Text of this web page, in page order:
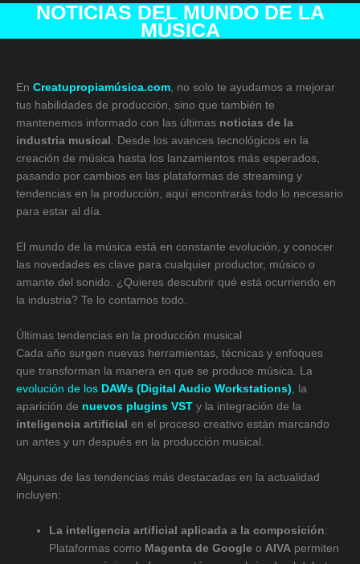
NOTICIAS DEL MUNDO DE LA
MÚSICA
En Creatupropiamúsica.com, no solo te ayudamos a mejorar
tus habilidades de producción, sino que también te
mantenemos informado con las últimas noticias de la
industria musical . Desde los avances tecnológicos en la
creación de música hasta los lanzamientos más esperados,
pasando por cambios en las plataformas de streaming y
tendencias en la producción, aquí encontrarás todo lo necesario
para estar al día.
El mundo de la música está en constante evolución, y conocer
las novedades es clave para cualquier productor, músico o
amante del sonido. ¿Quieres descubrir qué está ocurriendo en
la industria? Te lo contamos todo.
Últimas tendencias en la producción musical
Cada año surgen nuevas herramientas, técnicas y enfoques
que transforman la manera en que se produce música. La
evolución de los DAWs (Digital Audio Workstations) , la
aparición de nuevos plugins VST y la integración de la
inteligencia artificial en el proceso creativo están marcando
un antes y un después en la producción musical.
Algunas de las tendencias más destacadas en la actualidad
incluyen:
La inteligencia artificial aplicada a la composición:
Plataformas como Magenta de Google o AIVA permiten